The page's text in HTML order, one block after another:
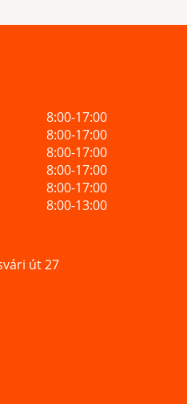
8:00-17:00
8:00-17:00
8:00-17:00
8:00-17:00
8:00-17:00
8:00-13:00
út 27